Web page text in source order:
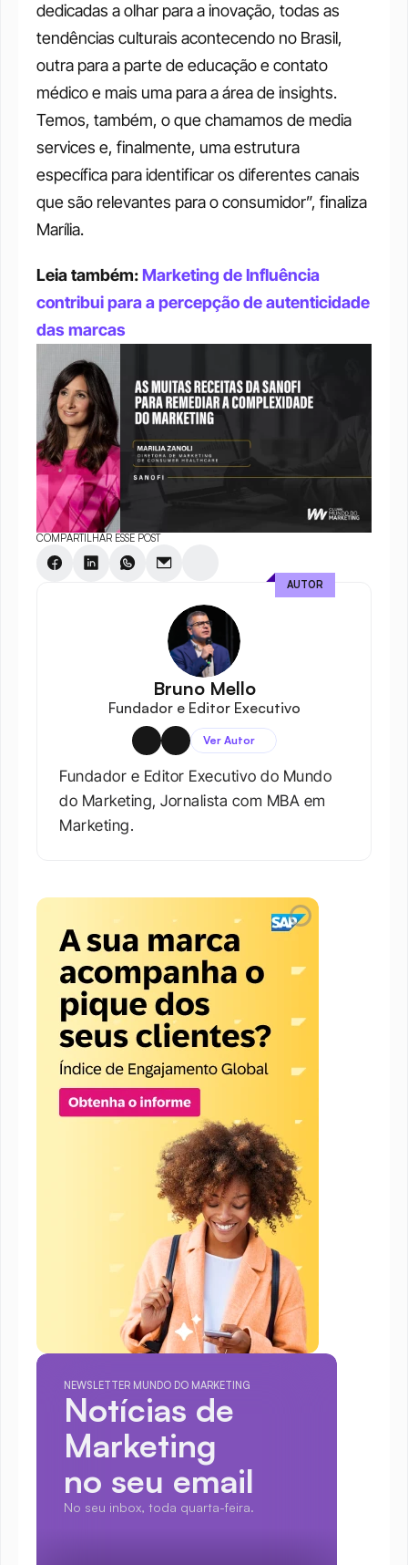
dedicadas a olhar para a inovação, todas as
tendências culturais acontecendo no Brasil,
outra para a parte de educação e contato
médico e mais uma para a área de insights.
Temos, também, o que chamamos de media
services e, finalmente, uma estrutura
específica para identificar os diferentes canais
que são relevantes para o consumidor”, finaliza
Marília.
Leia também: Marketing de Influência
contribui para a percepção de autenticidade
das marcas
COMPARTILHAR ESSE POST
Bruno Mello
Fundador e Editor Executivo
Ver Autor
Fundador e Editor Executivo do Mundo
do Marketing, Jornalista com MBA em
Marketing.
AUTOR
NEWSLETTER MUNDO DO MARKETING
Notícias de
Marketing
no seu email
No seu inbox, toda quarta-feira.